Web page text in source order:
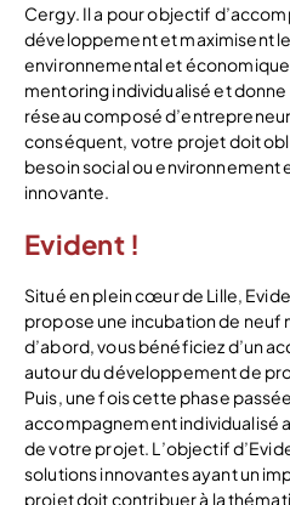
Cergy. Il a pour objectif
développement et maximisent
environnemental et
mentoring individualisé et
réseau composé
conséquent, votre projet doit
besoin social ou environnement
innovante.
Evident !
Situé en plein cœur de Lille,
propose une incubation de neuf
d’abord, vous bénéficiez d’un
autour du développement de
Puis, une fois cette phase
accompagnement individualisé
de votre projet. L’objectif
solutions innovantes ayant un
projet doit contribuer à la